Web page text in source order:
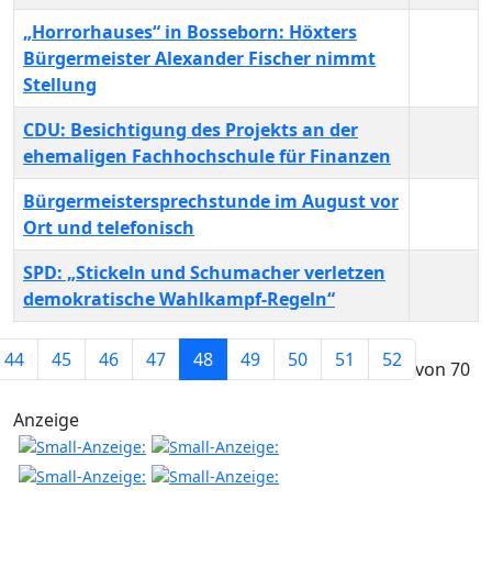
Beiträge
„Horrorhauses“ in Bosseborn: Höxters
Bürgermeister Alexander Fischer nimmt
Stellung
CDU: Besichtigung des Projekts an der
ehemaligen Fachhochschule für Finanzen
Bürgermeistersprechstunde im August vor
Ort und telefonisch
SPD: „Stickeln und Schumacher verletzen
demokratische Wahlkampf-Regeln“
Seite 48 von 70
44 45 46 47 48 49 50 51 52
Anzeige